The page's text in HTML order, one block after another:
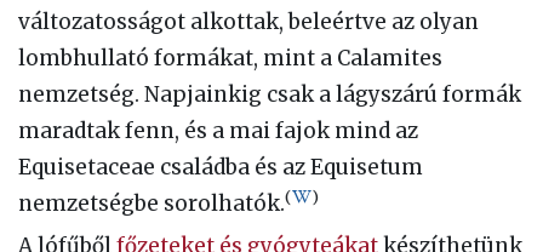
változatosságot alkottak, beleértve az olyan
lombhullató formákat, mint a Calamites
nemzetség. Napjainkig csak a lágyszárú formák
maradtak fenn, és a mai fajok mind az
Equisetaceae családba és az Equisetum
nemzetségbe sorolhatók.( )
A lófűbőlfőzeteket és gyógyteákatkészíthetünk